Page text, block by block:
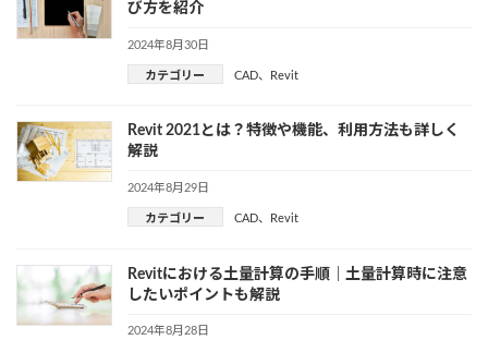
び方を紹介
2024年8月30日
カテゴリー CAD、 Revit
Revit 2021とは？特徴や機能、利用方法も詳しく
解説
2024年8月29日
カテゴリー CAD、 Revit
Revitにおける土量計算の手順｜土量計算時に注意
したいポイントも解説
2024年8月28日